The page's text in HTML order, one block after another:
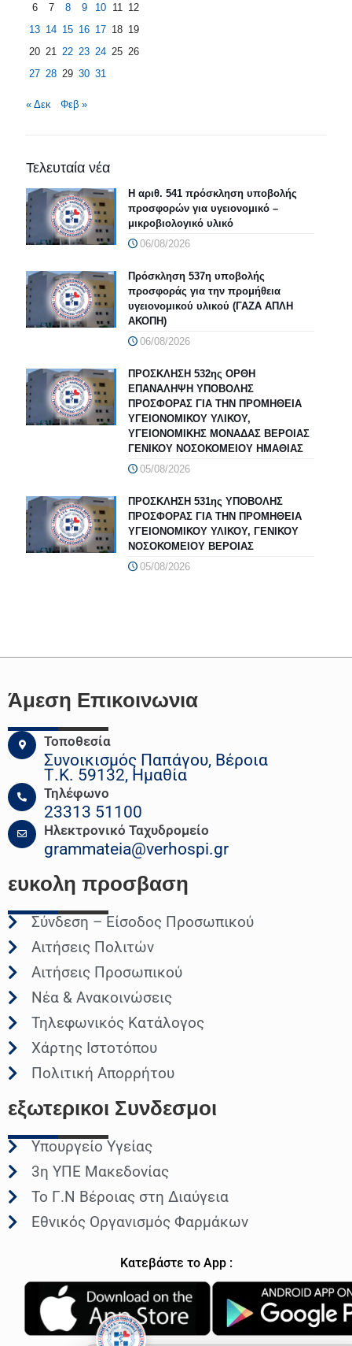
6
7 8 9 10 11
12
13 14 15 16 17 18 19
20 21 22 23 24 25 26
27 28 29 30 31
« Δεκ Φεβ »
Τελευταία νέα
Η αριθ. 541 πρόσκληση υποβολής
προσφορών για υγειονομικό –
μικροβιολογικό υλικό
06/08/2026
Πρόσκληση 537η υποβολής
προσφοράς για την προμήθεια
υγειονομικού υλικού (ΓΑΖΑ ΑΠΛΗ
ΑΚΟΠΗ)
06/08/2026
ΠΡΟΣΚΛΗΣΗ 532ης ΟΡΘΗ
ΕΠΑΝΑΛΗΨΗ ΥΠΟΒΟΛΗΣ
ΠΡΟΣΦΟΡΑΣ ΓΙΑ ΤΗΝ ΠΡΟΜΗΘΕΙΑ
ΥΓΕΙΟΝΟΜΙΚΟΥ ΥΛΙΚΟΥ,
ΥΓΕΙΟΝΟΜΙΚΗΣ ΜΟΝΑΔΑΣ ΒΕΡΟΙΑΣ
ΓΕΝΙΚΟΥ ΝΟΣΟΚΟΜΕΙΟΥ ΗΜΑΘΙΑΣ
05/08/2026
ΠΡΟΣΚΛΗΣΗ 531ης ΥΠΟΒΟΛΗΣ
ΠΡΟΣΦΟΡΑΣ ΓΙΑ ΤΗΝ ΠΡΟΜΗΘΕΙΑ
ΥΓΕΙΟΝΟΜΙΚΟΥ ΥΛΙΚΟΥ, ΓΕΝΙΚΟΥ
ΝΟΣΟΚΟΜΕΙΟΥ ΒΕΡΟΙΑΣ
05/08/2026
Άμεση Επικοινωνια
Τοποθεσία
Συνοικισμός Παπάγου, Βέροια
Τ.Κ. 59132, Ημαθία
Τηλέφωνο
23313 51100
Ηλεκτρονικό Ταχυδρομείο
grammateia@verhospi.gr
ευκολη προσβαση
Σύνδεση – Είσοδος Προσωπικού
Αιτήσεις Πολιτών
Αιτήσεις Προσωπικού
Νέα & Ανακοινώσεις
Τηλεφωνικός Κατάλογος
Χάρτης Ιστοτόπου
Πολιτική Απορρήτου
εξωτερικοι Συνδεσμοι
Υπουργείο Υγείας
3η ΥΠΕ Μακεδονίας
Το Γ.Ν Βέροιας στη Διαύγεια
Εθνικός Οργανισμός Φαρμάκων
Κατεβάστε το App :